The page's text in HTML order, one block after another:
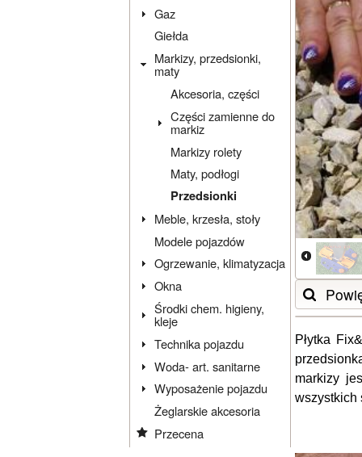
Gaz
Giełda
Markizy, przedsionki,
maty
Akcesoria, części
Części zamienne do
markiz
Markizy rolety
Maty, podłogi
Przedsionki
Meble, krzesła, stoły
Modele pojazdów
Ogrzewanie, klimatyzacja
Okna
Środki chem. higieny,
kleje
Technika pojazdu
Woda- art. sanitarne
Wyposażenie pojazdu
Żeglarskie akcesoria
Przecena
Płytka
markizy
wszystkich